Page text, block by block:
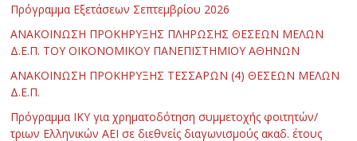
Πρόγραμμα Εξετάσεων Σεπτεμβρίου 2026
ΑΝΑΚΟΙΝΩΣΗ ΠΡΟΚΗΡΥΞΗΣ ΠΛΗΡΩΣΗΣ ΘΕΣΕΩΝ ΜΕΛΩΝ
Δ.Ε.Π. ΤΟΥ ΟΙΚΟΝΟΜΙΚΟΥ ΠΑΝΕΠΙΣΤΗΜΙΟΥ ΑΘΗΝΩΝ
ΑΝΑΚΟΙΝΩΣΗ ΠΡΟΚΗΡΥΞΗΣ ΤΕΣΣΑΡΩΝ (4) ΘΕΣΕΩΝ ΜΕΛΩΝ
Δ.Ε.Π.
Πρόγραμμα ΙΚΥ για χρηματοδότηση συμμετοχής φοιτητών/
τριων Ελληνικών ΑΕΙ σε διεθνείς διαγωνισμούς ακαδ. έτους